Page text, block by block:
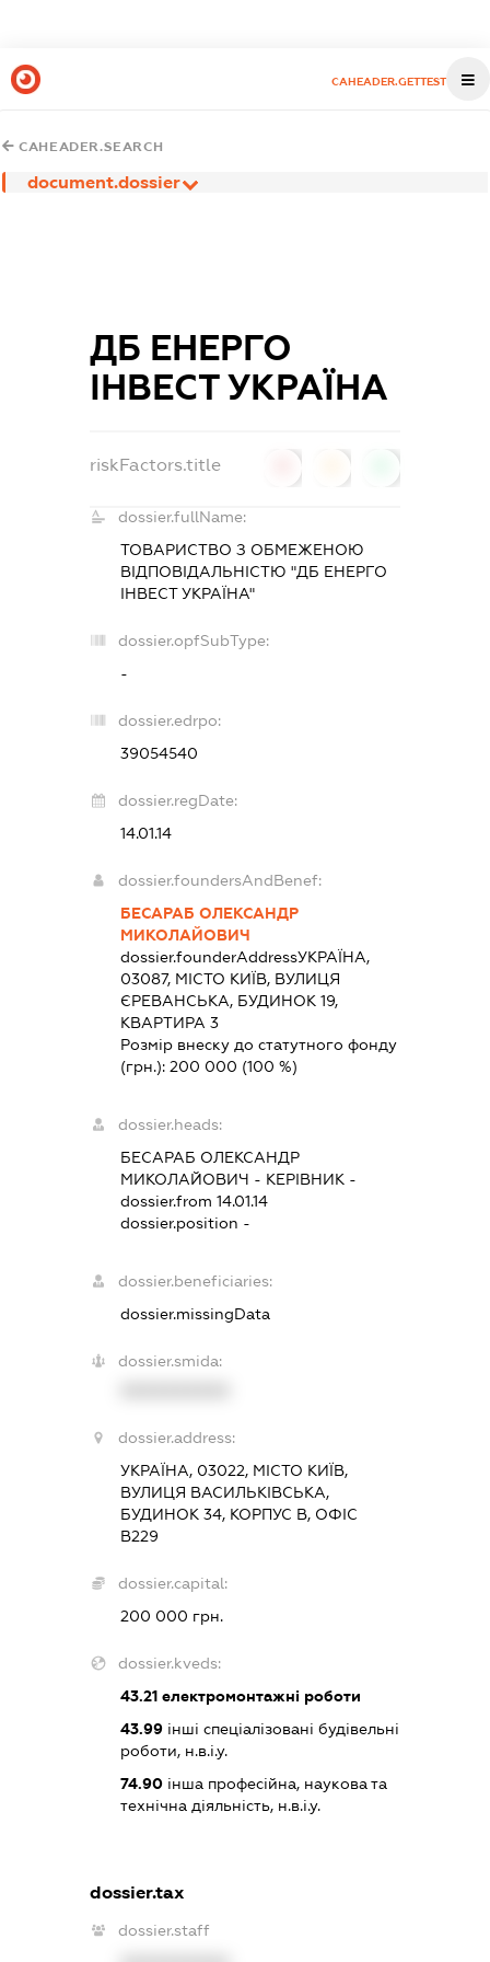
CAHEADER.GETTEST
CAHEADER.SEARCH
document.dossier
ДБ ЕНЕРГО
ІНВЕСТ УКРАЇНА
riskFactors.title
dossier.fullName:
ТОВАРИСТВО З ОБМЕЖЕНОЮ
ВІДПОВІДАЛЬНІСТЮ "ДБ ЕНЕРГО
ІНВЕСТ УКРАЇНА"
dossier.opfSubType:
-
dossier.edrpo:
39054540
dossier.regDate:
14.01.14
dossier.foundersAndBenef:
БЕСАРАБ ОЛЕКСАНДР
МИКОЛАЙОВИЧ
dossier.founderAddressУКРАЇНА,
03087, МІСТО КИЇВ, ВУЛИЦЯ
ЄРЕВАНСЬКА, БУДИНОК 19,
КВАРТИРА 3
Розмір внеску до статутного фонду
(грн.):200 000 (100 %)
dossier.heads:
БЕСАРАБ ОЛЕКСАНДР
МИКОЛАЙОВИЧ - КЕРІВНИК -
dossier.from 14.01.14
dossier.position -
dossier.beneficiaries:
dossier.missingData
dossier.smida:
dossier.address:
УКРАЇНА, 03022, МІСТО КИЇВ,
ВУЛИЦЯ ВАСИЛЬКІВСЬКА,
БУДИНОК 34, КОРПУС В, ОФІС
В229
dossier.capital:
200 000 грн.
dossier.kveds:
43.21 електромонтажні роботи
43.99 інші спеціалізовані будівельні
роботи, н.в.і.у.
74.90 інша професійна, наукова та
технічна діяльність, н.в.і.у.
dossier.tax
dossier.staff